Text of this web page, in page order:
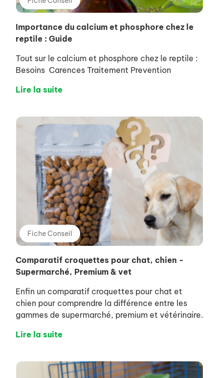
Importance du calcium et phosphore chez le
reptile : Guide
Tout sur le calcium et phosphore chez le reptile :
Besoins Carences Traitement Prevention
Lire la suite
Fiche Conseil
Comparatif croquettes pour chat, chien -
Supermarché, Premium & vet
​Enfin un comparatif croquettes pour chat et
chien pour comprendre la différence entre les
gammes de supermarché, premium et vétérinaire.
Lire la suite